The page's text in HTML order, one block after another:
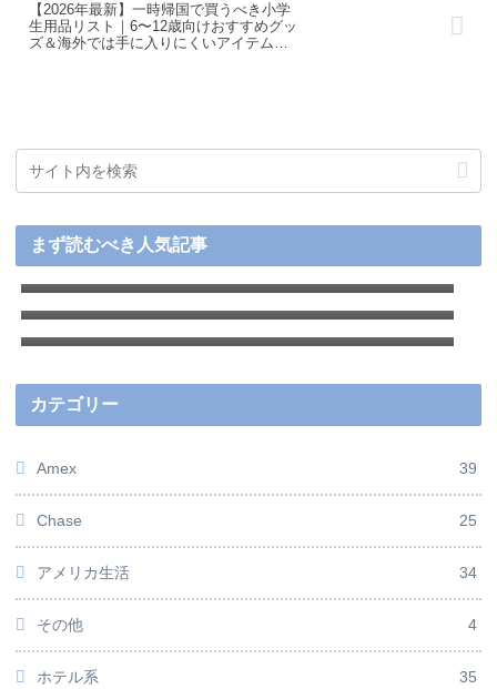
【2026年最新】一時帰国で買うべき小学
生用品リスト｜6〜12歳向けおすすめグッ
ズ＆海外では手に入りにくいアイテムま
まず読むべき人気記事
【2026年最新】アメリカ赴任前後の徹底ガイ
ド：準備から生活のコツまで
【2026年最新】アメリカ駐在で実際に作った
クレジットカードおすすめ厳選８枚＋用途別
人気カードを徹底比較
アメリカでお得に買い物！Rakutenで簡単に
キャッシュバックをゲットする方法
カテゴリー
Amex 39
Chase 25
アメリカ生活 34
その他 4
ホテル系 35